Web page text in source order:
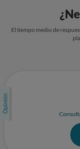
El tiempo medio de